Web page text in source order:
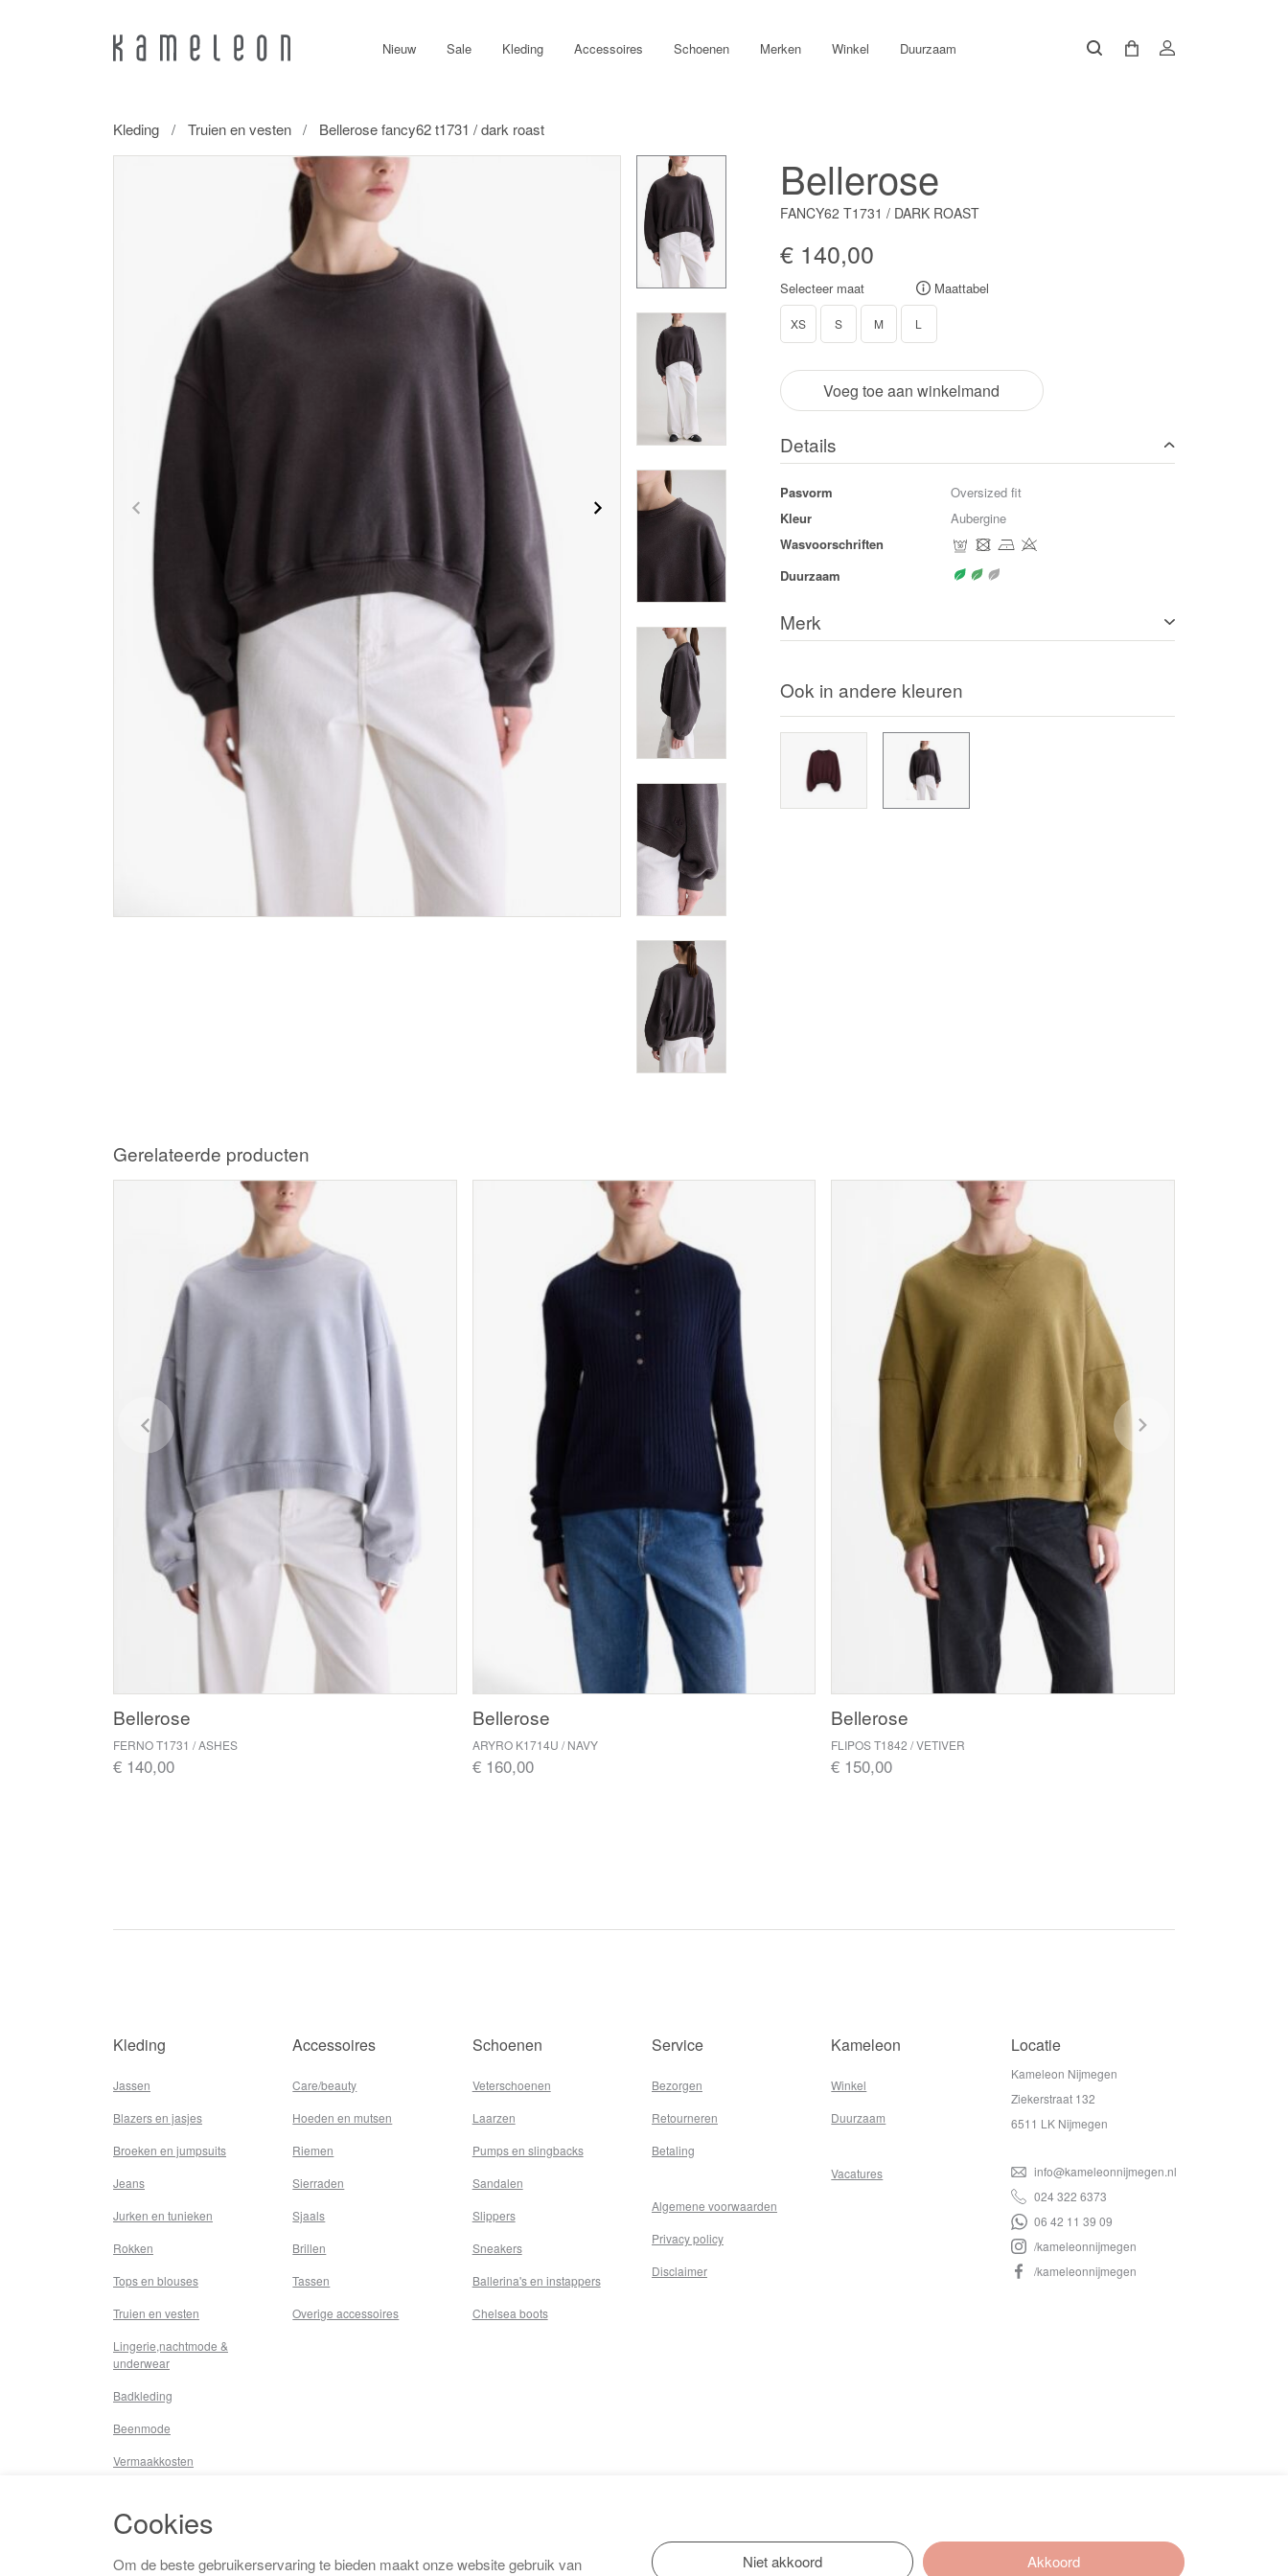
Nieuw Sale Kleding Accessoires Schoenen Merken Winkel Duurzaam
Kleding Truien en vesten Bellerose fancy62 t1731 / dark roast
Bellerose
FANCY62 T1731 / DARK ROAST
€ 140,00
Selecteer maat Maattabel
XS S M L
Voeg toe aan winkelmand
Details
Pasvorm
Oversized fit
Kleur
Aubergine
Wasvoorschriften
Duurzaam
Merk
Ook in andere kleuren
Gerelateerde producten
Bellerose
FERNO T1731 / ASHES
€ 140,00
Bellerose
ARYRO K1714U / NAVY
€ 160,00
Bellerose
FLIPOS T1842 / VETIVER
€ 150,00
Kleding
Jassen
Blazers en jasjes
Broeken en jumpsuits
Jeans
Jurken en tunieken
Rokken
Tops en blouses
Truien en vesten
Lingerie,nachtmode &
underwear
Badkleding
Beenmode
Vermaakkosten
Overige
Accessoires
Care/beauty
Hoeden en mutsen
Riemen
Sierraden
Sjaals
Brillen
Tassen
Overige accessoires
Schoenen
Veterschoenen
Laarzen
Pumps en slingbacks
Sandalen
Slippers
Sneakers
Ballerina's en instappers
Chelsea boots
Service
Bezorgen
Retourneren
Betaling
Algemene voorwaarden
Privacy policy
Disclaimer
Kameleon
Winkel
Duurzaam
Vacatures
Locatie
Kameleon Nijmegen
Ziekerstraat 132
6511 LK Nijmegen
info@kameleonnijmegen.nl
024 322 6373
06 42 11 39 09
/kameleonnijmegen
/kameleonnijmegen
Cookies
Om de beste gebruikerservaring te bieden maakt onze website gebruik van